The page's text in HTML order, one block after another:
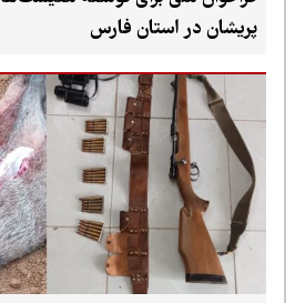
پریشان در استان فارس